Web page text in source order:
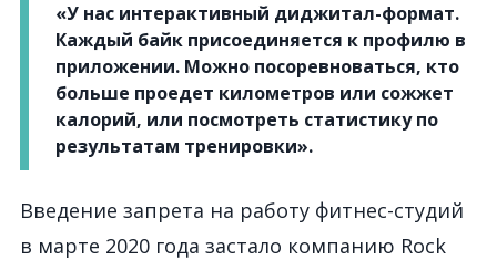
«У нас интерактивный диджитал-формат.
Каждый байк присоединяется к профилю в
приложении. Можно посоревноваться, кто
больше проедет километров или сожжет
калорий, или посмотреть статистику по
результатам тренировки».
Введение запрета на работу фитнес-студий
в марте 2020 года застало компанию Rock